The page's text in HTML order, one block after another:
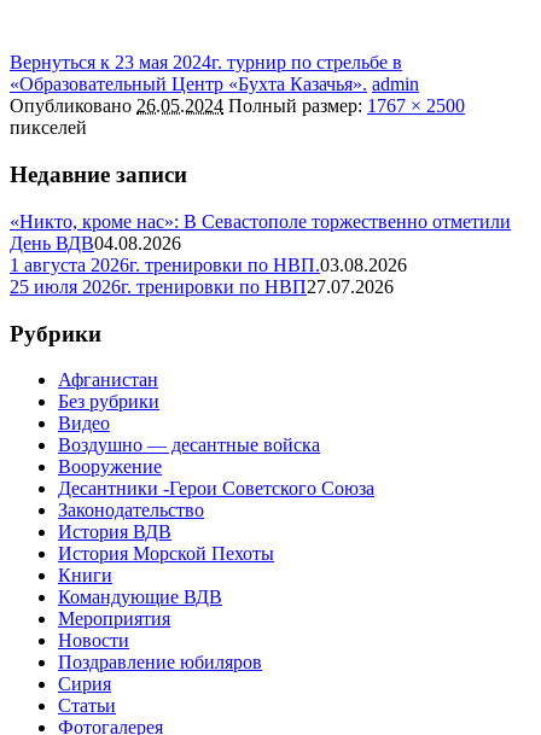
Вернуться к 23 мая 2024г. турнир по стрельбе в
«Образовательный Центр «Бухта Казачья». admin
Опубликовано 26.05.2024 Полный размер: 1767 × 2500
пикселей
Недавние записи
«Никто, кроме нас»: В Севастополе торжественно отметили
День ВДВ04.08.2026
1 августа 2026г. тренировки по НВП.03.08.2026
25 июля 2026г. тренировки по НВП27.07.2026
Рубрики
Афганистан
Без рубрики
Видео
Воздушно — десантные войска
Вооружение
Десантники -Герои Советского Союза
Законодательство
История ВДВ
История Морской Пехоты
Книги
Командующие ВДВ
Мероприятия
Новости
Поздравление юбиляров
Сирия
Статьи
Фотогалерея